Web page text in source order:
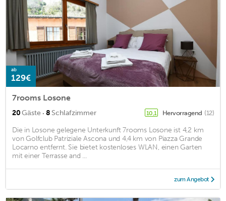
ab
129€
7rooms Losone
20Gäste · 8 Schlafzimmer 10,1 Hervorragend (12)
Die in Losone gelegene Unterkunft 7rooms Losone ist 4,2 km
von Golfclub Patriziale Ascona und 4,4 km von Piazza Grande
Locarno entfernt. Sie bietet kostenloses WLAN, einen Garten
mit einer Terrasse and ...
zum Angebot